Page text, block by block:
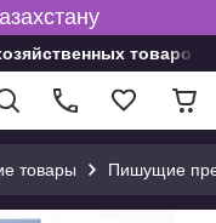
товаров
товары Пишущие